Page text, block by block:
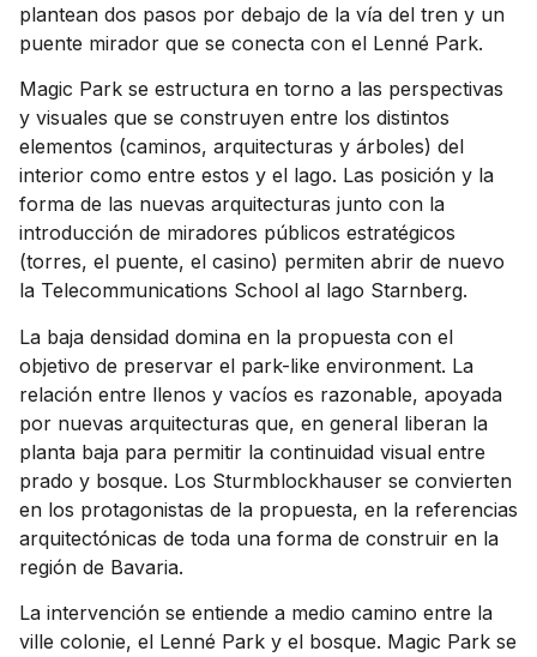
plantean dos pasos por debajo de la vía del tren y un
puente mirador que se conecta con el Lenné Park.
Magic Park se estructura en torno a las perspectivas
y visuales que se construyen entre los distintos
elementos (caminos, arquitecturas y árboles) del
interior como entre estos y el lago. Las posición y la
forma de las nuevas arquitecturas junto con la
introducción de miradores públicos estratégicos
(torres, el puente, el casino) permiten abrir de nuevo
la Telecommunications School al lago Starnberg.
La baja densidad domina en la propuesta con el
objetivo de preservar el park-like environment. La
relación entre llenos y vacíos es razonable, apoyada
por nuevas arquitecturas que, en general liberan la
planta baja para permitir la continuidad visual entre
prado y bosque. Los Sturmblockhauser se convierten
en los protagonistas de la propuesta, en la referencias
arquitectónicas de toda una forma de construir en la
región de Bavaria.
La intervención se entiende a medio camino entre la
ville colonie, el Lenné Park y el bosque. Magic Park se